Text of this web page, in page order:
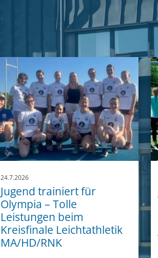
24.7.2026
Jugend trainiert für
Olympia – Tolle
Leistungen beim
Kreisfinale Leichtathletik
MA/HD/RNK